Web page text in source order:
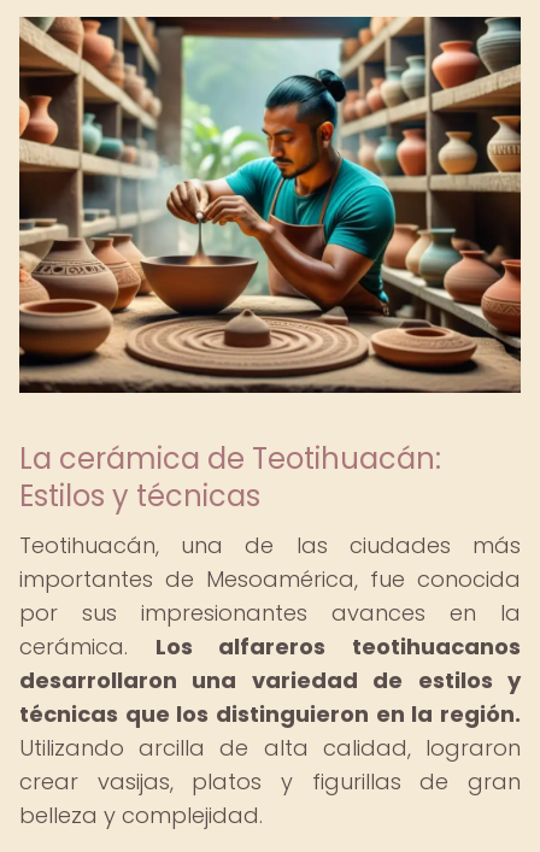
La cerámica de Teotihuacán:
Estilos y técnicas
Teotihuacán, una de las ciudades más
importantes de Mesoamérica, fue conocida
por sus impresionantes avances en la
cerámica. Los alfareros teotihuacanos
desarrollaron una variedad de estilos y
técnicas que los distinguieron en la región.
Utilizando arcilla de alta calidad, lograron
crear vasijas, platos y figurillas de gran
belleza y complejidad.